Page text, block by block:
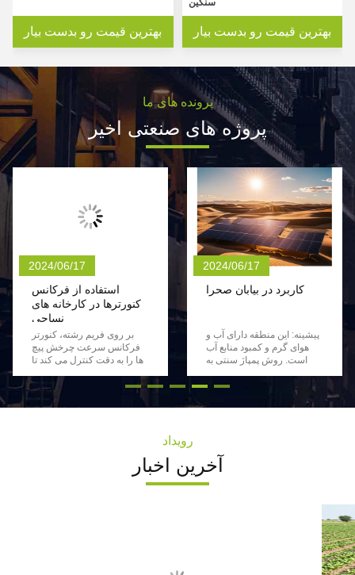
بهترین قیمت رو بدست بیار بهترین قیمت رو بدست بیار
پرونده های ما
پروژه های صنعتی اخیر
2024/06/17
کاربرد در بیابان صحرا
پیشینه: این منطقه دارای آب و
هوای گرم و کمبود منابع آب
است. روش پمپاژ سنتی به
که گران است و برای محیط
زیست سازگار نیست. ترکیب
سیستم: مزایا: در زیر تصویر
فرکانس پمپ آب فتوولتائیک
در یک منطقه دور افتاده در
خارج از کشور است که یک راه
2024/06/17
استفاده از فرکانس
کنورترها در کارخانه های
نساجی
بر روی فریم رشته، کنورتر
فرکانس سرعت چرخش پیچ
ها را به دقت کنترل می کند تا
سازگار شود.و در عین حال می
تواند صرفه جویی در انرژی را
به دست آورد. در قاب حرکت
بافتن، سرعت حرکت شیفت
های پیچ و پیچ را کنترل می کند
رویداد
آخرین اخبار